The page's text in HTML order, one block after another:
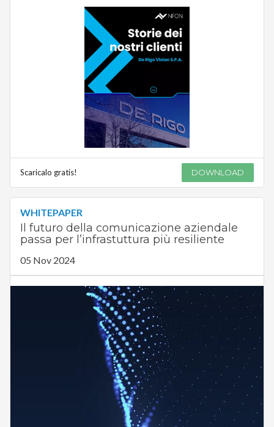
Scaricalo gratis! DOWNLOAD
WHITEPAPER
Il futuro della comunicazione aziendale
passa per l’infrastuttura più resiliente
05 Nov 2024